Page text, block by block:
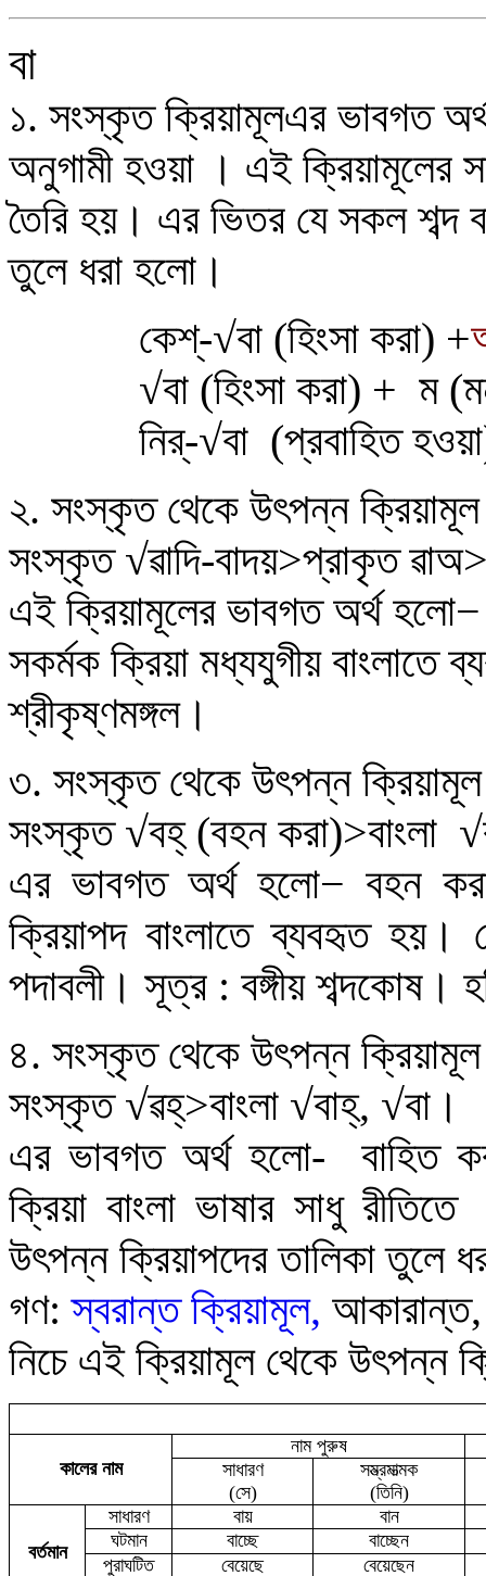
বা
১. সসকত কয়মলএর ভাবগত
অনুগামী হওয়া । এই ক্রিয়ামূলের
তৈরি হয়। এর ভিতর যে সকল শব্দ
তুলে ধরা হলো।
কেশ্-√বা (হিংসা করা) +
√বা (হিংসা করা) + ম
নির্-√বা (প্রবাহিত
২. সংস্কৃত থেকে উৎপন্ন ক্রিয়ামূল
সংস্কৃত √ৱাদি-বাদয়>প্রাকৃত
এই ক্রিয়ামূলের ভাবগত অর্থ হলো−
সকর্মক ক্রিয়া মধ্যযুগীয় বাংলাতে
শ্রীকৃষ্ণমঙ্গল।
৩. সংস্কৃত থেকে উৎপন্ন ক্রিয়ামূল
সংস্কৃত √বহ্ (বহন করা)>বাংলা √
এর ভাবগত অর্থ হলো− বহন
ক্রিয়াপদ বাংলাতে ব্যবহৃত হয়।
পদাবলী। সূত্র : বঙ্গীয় শব্দকোষ ।
৪. সংস্কৃত থেকে উৎপন্ন ক্রিয়ামূল
সংস্কৃত √ৱহ্‌>বাংলা √বাহ্, √বা ।
এর ভাবগত অর্থ হলো-
বাহিত
ক্রিয়া বাংলা ভাষার সাধু
উৎপন্ন ক্রিয়াপদের তালিকা তুলে
গণ:স্বরান্ত ক্রিয়ামূল,
নিচে এই ক্রিয়ামূল থেকে উৎপন্ন
কালের নাম
নাম পুরুষ
সাধারণ
(সে)
সম্ভ্রমাত্মক
(তিনি)
বর্তমান
সাধারণ বায়
বান
ঘটমান
বাচ্ছে
বাচ্ছেন
পুরাঘটিত
বেয়েছে
বেয়েছেন